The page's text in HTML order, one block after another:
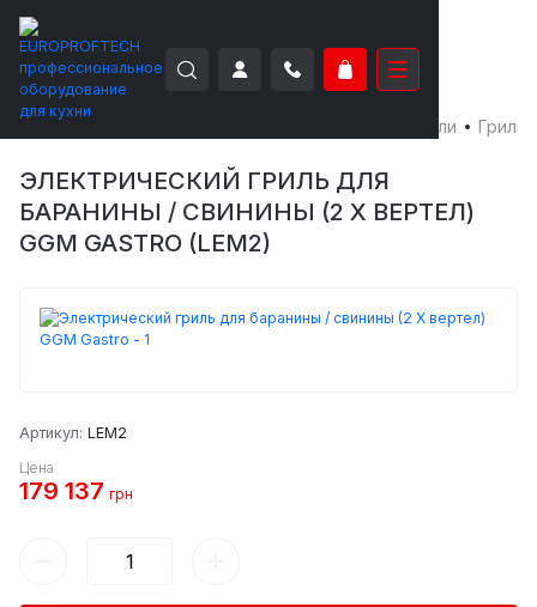
EUROPROFTECH Грили Грили
ЭЛЕКТРИЧЕСКИЙ ГРИЛЬ ДЛЯ
БАРАНИНЫ / СВИНИНЫ (2 Х ВЕРТЕЛ)
GGM GASTRO (LEM2)
Артикул: LEM2
Цена
179 137 грн